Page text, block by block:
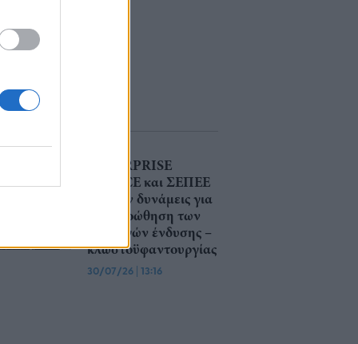
ENTERPRISE
GREECE και ΣΕΠΕΕ
ένωσαν δυνάμεις για
την προώθηση των
εξαγωγών ένδυσης –
κλωστοϋφαντουργίας
30/07/26 | 13:16